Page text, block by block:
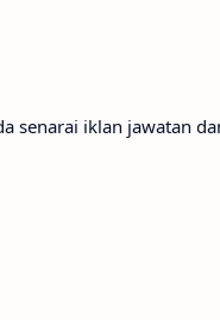
senarai iklan jawatan